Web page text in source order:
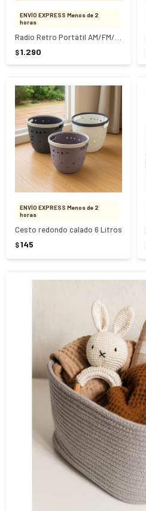
ENVÍO EXPRESS Menos de 2
horas
$1.290
ENVÍO EXPRESS Menos de 2
horas
Cesto redondo calado 6 Litros
$145